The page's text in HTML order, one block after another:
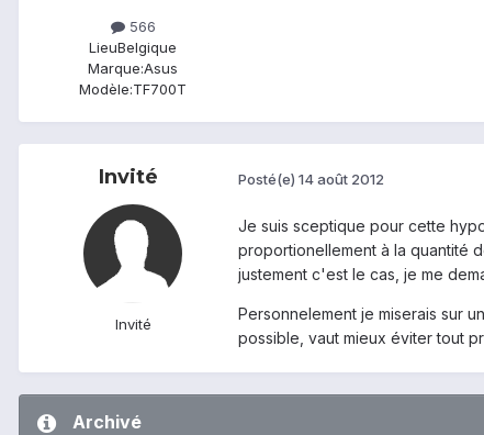
566
LieuBelgique
Marque:Asus
Modèle:TF700T
Invité
Invité
Posté(e) 14 août 2012
Je suis sceptique pour cette
proportionellement à la quantité
justement c'est le cas, je me
Personnelement je miserais sur
possible, vaut mieux éviter tout
Archivé